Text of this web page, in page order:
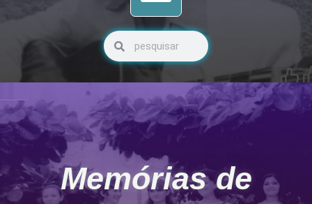
Pesquisar
Memórias de